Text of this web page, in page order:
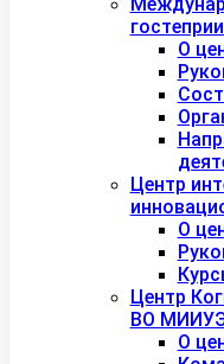
О
Центр
О
Центр
ВО
О